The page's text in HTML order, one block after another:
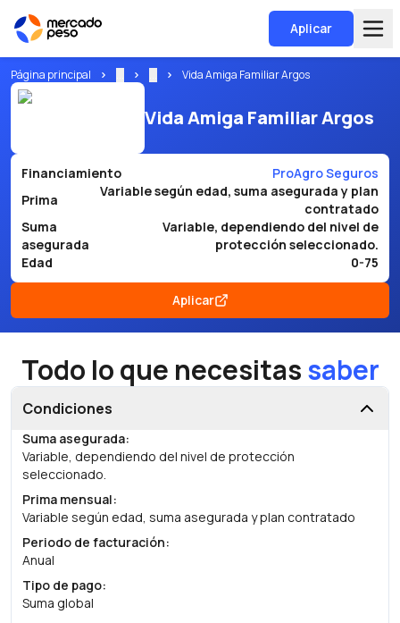
Aplicar
Página principal Vida Amiga Familiar Argos
Vida Amiga Familiar Argos
Financiamiento
ProAgro Seguros
Prima
Variable según edad, suma asegurada y plan
contratado
Suma
asegurada
Variable, dependiendo del nivel de
protección seleccionado.
Edad
0-75
Aplicar
Todo lo que necesitassaber
Condiciones
Suma asegurada:
Variable, dependiendo del nivel de protección
seleccionado.
Prima mensual:
Variable según edad, suma asegurada y plan contratado
Periodo de facturación:
Anual
Tipo de pago:
Suma global